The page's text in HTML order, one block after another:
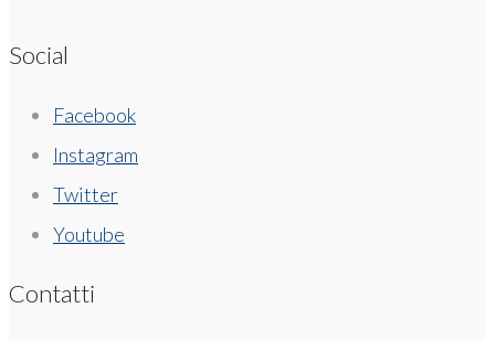
Social
Facebook
Instagram
Twitter
Youtube
Contatti